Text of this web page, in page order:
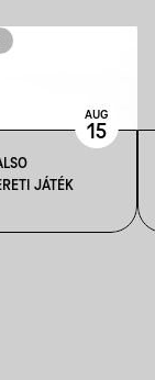
JÁTÉK
AUG
15